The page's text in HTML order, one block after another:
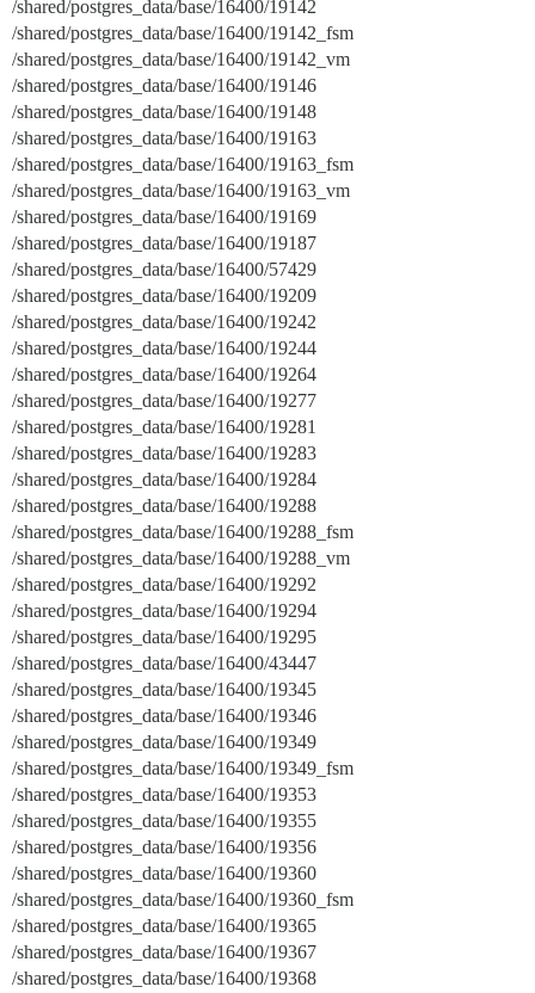
/shared/postgres_data/base/16400/19142
/shared/postgres_data/base/16400/19142_fsm
/shared/postgres_data/base/16400/19142_vm
/shared/postgres_data/base/16400/19146
/shared/postgres_data/base/16400/19148
/shared/postgres_data/base/16400/19163
/shared/postgres_data/base/16400/19163_fsm
/shared/postgres_data/base/16400/19163_vm
/shared/postgres_data/base/16400/19169
/shared/postgres_data/base/16400/19187
/shared/postgres_data/base/16400/57429
/shared/postgres_data/base/16400/19209
/shared/postgres_data/base/16400/19242
/shared/postgres_data/base/16400/19244
/shared/postgres_data/base/16400/19264
/shared/postgres_data/base/16400/19277
/shared/postgres_data/base/16400/19281
/shared/postgres_data/base/16400/19283
/shared/postgres_data/base/16400/19284
/shared/postgres_data/base/16400/19288
/shared/postgres_data/base/16400/19288_fsm
/shared/postgres_data/base/16400/19288_vm
/shared/postgres_data/base/16400/19292
/shared/postgres_data/base/16400/19294
/shared/postgres_data/base/16400/19295
/shared/postgres_data/base/16400/43447
/shared/postgres_data/base/16400/19345
/shared/postgres_data/base/16400/19346
/shared/postgres_data/base/16400/19349
/shared/postgres_data/base/16400/19349_fsm
/shared/postgres_data/base/16400/19353
/shared/postgres_data/base/16400/19355
/shared/postgres_data/base/16400/19356
/shared/postgres_data/base/16400/19360
/shared/postgres_data/base/16400/19360_fsm
/shared/postgres_data/base/16400/19365
/shared/postgres_data/base/16400/19367
/shared/postgres_data/base/16400/19368